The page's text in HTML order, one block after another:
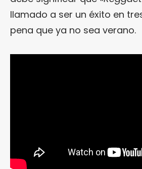
llamado a ser un éxito en
pena que ya no sea verano.